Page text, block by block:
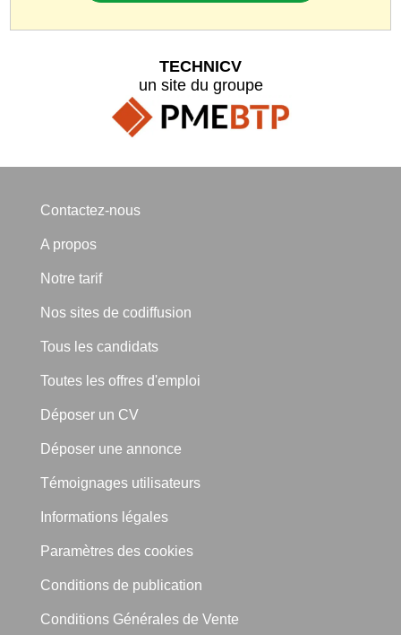
TECHNICV
un site du groupe
Contactez-nous
A propos
Notre tarif
Nos sites de codiffusion
Tous les candidats
Toutes les offres d'emploi
Déposer un CV
Déposer une annonce
Témoignages utilisateurs
Informations légales
Paramètres des cookies
Conditions de publication
Conditions Générales de Vente